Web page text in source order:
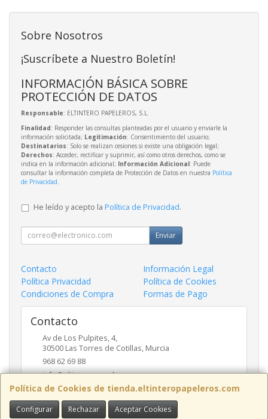
Política de Cookies de tienda.eltinteropapeleros.com
Configurar Rechazar Aceptar Cookies
Sobre Nosotros
¡Suscríbete a Nuestro Boletín!
INFORMACIÓN BÁSICA SOBRE
PROTECCIÓN DE DATOS
Responsable: ELTINTERO PAPELEROS, S.L.
Finalidad: Responder las consultas planteadas por el usuario y enviarle la
información solicitada; Legitimación: Consentimiento del usuario;
Destinatarios: Solo se realizan cesiones si existe una obligación legal;
Derechos: Acceder, rectificar y suprimir, así como otros derechos, como se
indica en la información adicional; Información Adicional: Puede
consultar la información completa de Protección de Datos en nuestra Política
de Privacidad
He leído y acepto la Política de Privacidad.
Enviar
Contacto
Información Legal
Política Privacidad
Política de Cookies
Condiciones de Compra
Formas de Pago
Contacto
Av de Los Pulpites, 4,
30500 Las Torres de Cotillas, Murcia
968 62 69 88
info@eltinteropapeleros.com
Horario